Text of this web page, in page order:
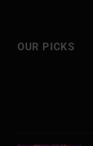
OUR PICKS